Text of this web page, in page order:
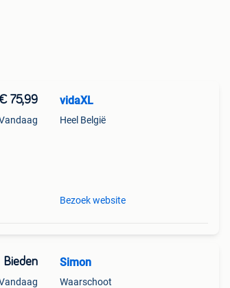
€ 75,99 vidaXL
Heel België
Bezoek website
Bieden Simon
Waarschoot